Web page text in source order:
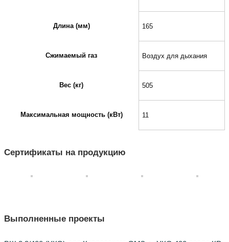
Длина (мм) 165
Сжимаемый газ Воздух для дыхания
Вес (кг) 505
Максимальная мощность (кВт) 11
Сертификаты на продукцию
Выполненные проекты